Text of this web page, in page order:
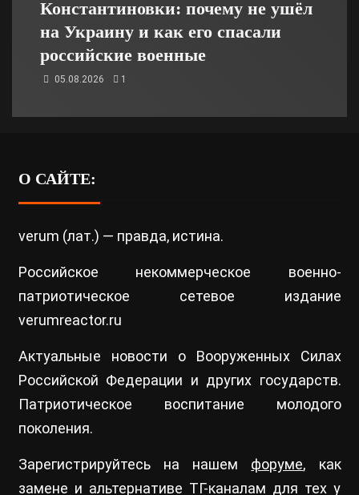
Константиновки: почему не ушёл
на Украину и как его спасали
российские военные
05.08.2026 1
О САЙТЕ:
verum (лат.) — правда, истина.
Российское некоммерческое военно-
патриотическое сетевое издание
verumreactor.ru
Актуальные новости о Вооруженных Силах
Российской Федерации и других государств.
Патриотическое воспитание молодого
поколения.
Зарегистрируйтесь на нашем форуме, как
замене и альтернативе ТГ-каналам для тех у